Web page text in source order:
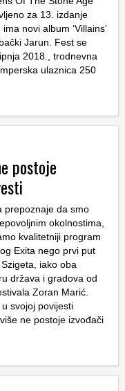
za 13. izdanje
ima novi album ‘Villains’
Jarun. Fest se
2018., trodnevna
ulaznica 250
postoje
prepoznaje da smo
okolnostima,
kvalitetniji program
Exita nego prvi put
iako oba
država i gradova od
Zoran Marić.
svojoj povijesti
ne postoje izvođači